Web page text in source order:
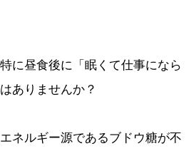
に昼食後に「眠くて仕事になら
ありませんか？
ネルギー源であるブドウ糖が不